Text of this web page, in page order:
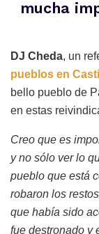
mucha
DJ Cheda, un
pueblos en
bello pueblo de
en estas
Creo que es
y no sólo ver lo
pueblo que está
robaron los
que había sido
fue destronado y